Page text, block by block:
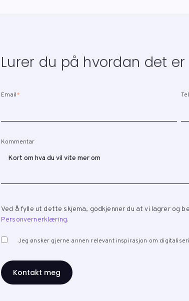
Lurer du på hvordan det
Email*
Kommentar
Ved å fylle ut dette skjema, godkjenner du at vi lagrer og
Personvernerklæring.
Jeg ønsker gjerne annen relevant inspirasjon om